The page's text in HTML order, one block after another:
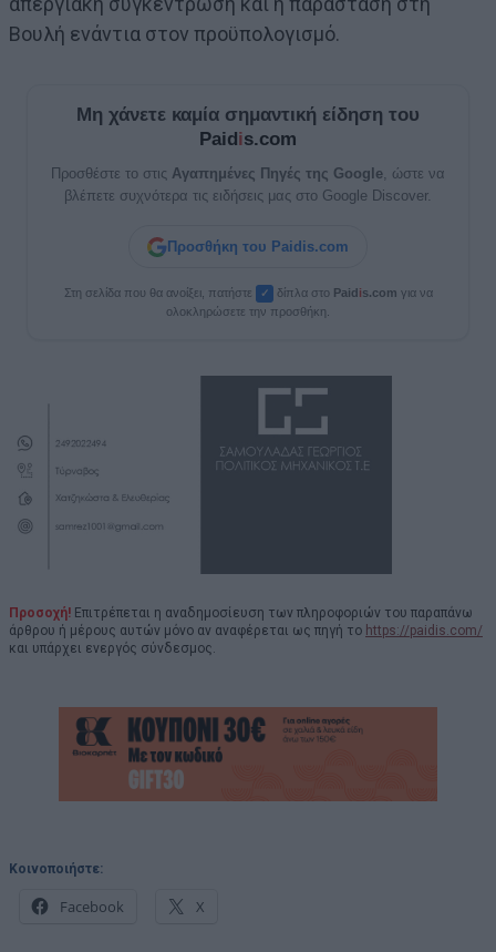
Βουλή ενάντια στον προϋπολογισμό.
Μη χάνετε καμία σημαντική είδηση του
Paid is.com
Προσθέστε το στις Αγαπημένες Πηγές της Google, ώστε να
βλέπετε συχνότερα τις ειδήσεις μας στο Google Discover.
Προσθήκη του Paidis.com
Στη σελίδα που θα ανοίξει, πατήστε ✓ δίπλα στο Paid is.com για να
ολοκληρώσετε την προσθήκη.
Προσοχή! Επιτρέπεται η αναδημοσίευση των πληροφοριών του παραπάνω
άρθρου ή μέρους αυτών μόνο αν αναφέρεται ως πηγή το https://paidis.com/
και υπάρχει ενεργός σύνδεσμος.
Κοινοποιήστε:
Facebook X